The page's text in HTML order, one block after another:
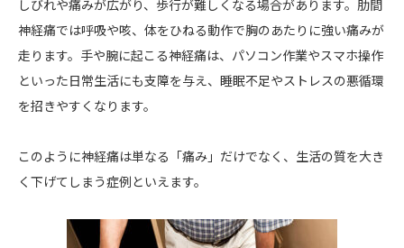
しびれや痛みが広がり、歩行が難しくなる場合があります。肋間
神経痛では呼吸や咳、体をひねる動作で胸のあたりに強い痛みが
走ります。手や腕に起こる神経痛は、パソコン作業やスマホ操作
といった日常生活にも支障を与え、睡眠不足やストレスの悪循環
を招きやすくなります。
このように神経痛は単なる「痛み」だけでなく、生活の質を大き
く下げてしまう症例といえます。